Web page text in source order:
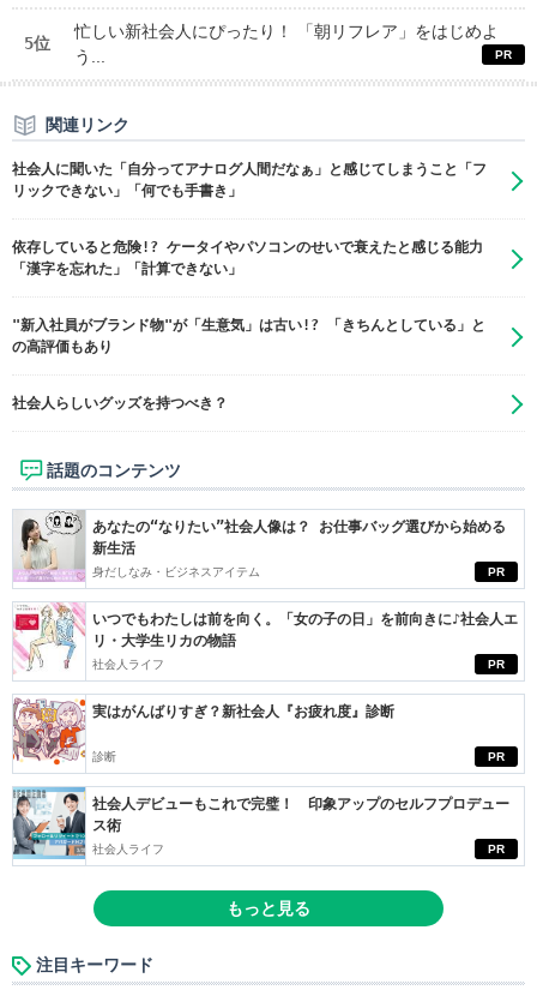
5位
忙しい新社会人にぴったり！ 「朝リフレア」をはじめよ
う...
関連リンク
社会人に聞いた「自分ってアナログ人間だなぁ」と感じてしまうこと「フ
リックできない」「何でも手書き」
依存していると危険!? ケータイやパソコンのせいで衰えたと感じる能力
「漢字を忘れた」「計算できない」
"新入社員がブランド物"が「生意気」は古い!? 「きちんとしている」と
の高評価もあり
社会人らしいグッズを持つべき？
話題のコンテンツ
PR
あなたの“なりたい”社会人像は？ お仕事バッグ選びから始める
新生活
身だしなみ・ビジネスアイテム
PR
いつでもわたしは前を向く。「女の子の日」を前向きに♪社会人エ
リ・大学生リカの物語
社会人ライフ
PR
実はがんばりすぎ？新社会人『お疲れ度』診断
診断
PR
社会人デビューもこれで完璧！ 印象アップのセルフプロデュー
ス術
社会人ライフ
もっと見る
注目キーワード